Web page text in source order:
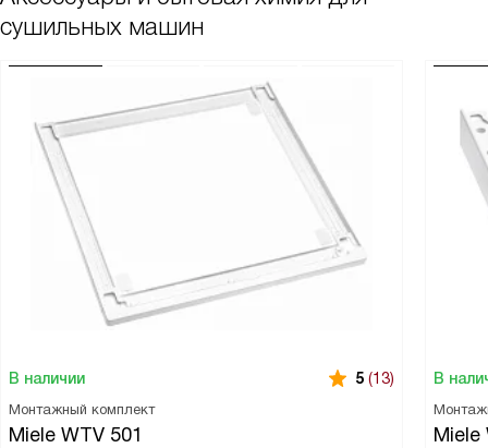
сушильных машин
В наличии 5 (13)
Монтажный комплект
Miele WTV 501
В
Miele